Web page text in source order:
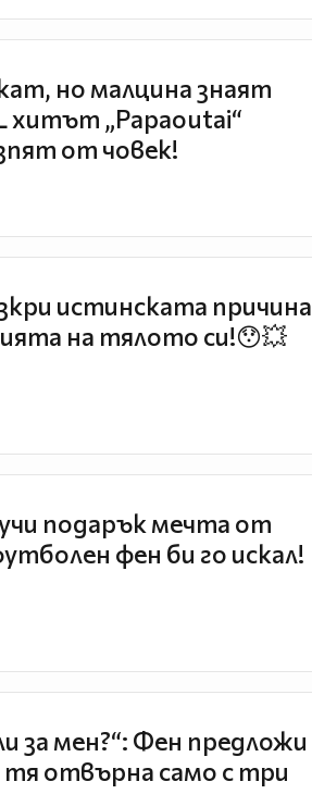
но малцина знаят
хитът „Papaoutai“
от човек!
истинската причина
на тялото си!😯💥
подарък мечта от
фен би го искал!
за мен?“: Фен предложи
тя отвърна само с три